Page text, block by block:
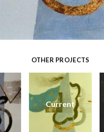
OTHER PROJECTS
Current